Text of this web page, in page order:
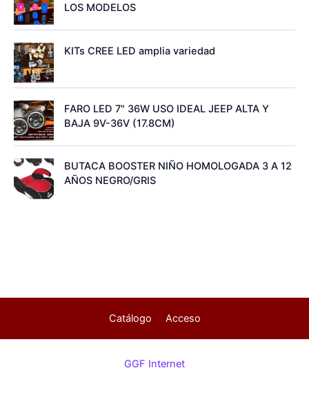
LOS MODELOS
KITs CREE LED amplia variedad
FARO LED 7" 36W USO IDEAL JEEP ALTA Y
BAJA 9V-36V (17.8CM)
BUTACA BOOSTER NIÑO HOMOLOGADA 3 A 12
AÑOS NEGRO/GRIS
Catálogo Acceso
GGF Internet